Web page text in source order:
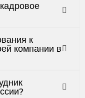
к
компании в